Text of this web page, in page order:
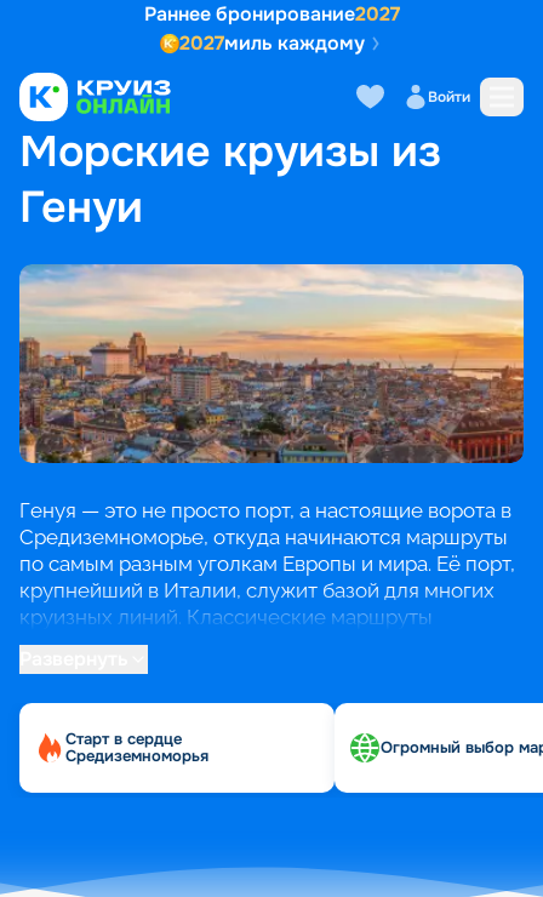
Раннее бронирование2027
2027миль каждому
Войти
ГЛАВНАЯ • ПОПУЛЯРНЫЕ НАПРАВЛЕНИЯ МОРСКИЕ КРУИЗЫ ИЗ ГЕНУИ
Морские круизы из
Генуи
Генуя — это не просто порт, а настоящие ворота в
Средиземноморье, откуда начинаются маршруты
по самым разным уголкам Европы и мира. Её порт,
крупнейший в Италии, служит базой для многих
круизных линий. Классические маршруты
охватывают жемчужины Западного
Средиземноморья, предлагая за одну поездку
увидеть Марсель, Барселону, Валенсию, Пальма-
Удобство такого путешествия в том, что Генуя —
услуг для комфортного отдыха: рестораны,
Старт в сердце
Средиземноморья
Огромный выбор